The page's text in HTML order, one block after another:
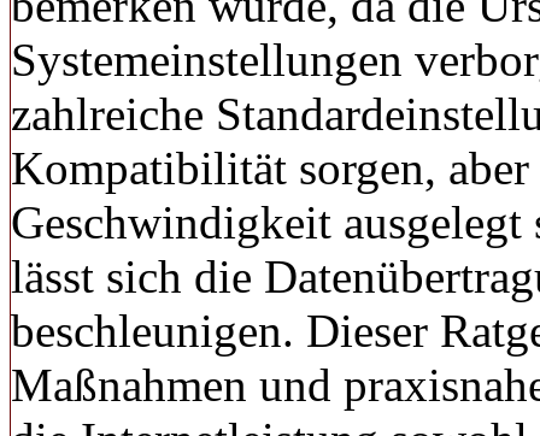
Systemeinstellungen
zahlreiche
Kompatibilität sorgen,
Geschwindigkeit
lässt sich die
beschleunigen. Dieser
Maßnahmen und